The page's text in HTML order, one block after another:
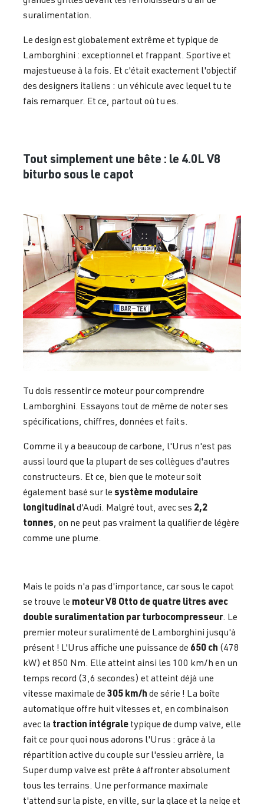
suralimentation.
Le design est globalement extrême et typique de
Lamborghini : exceptionnel et frappant. Sportive et
majestueuse à la fois. Et c'était exactement l'objectif
des designers italiens : un véhicule avec lequel tu te
fais remarquer. Et ce, partout où tu es.
Tout simplement une bête : le 4.0L V8
biturbo sous le capot
Tu dois ressentir ce moteur pour comprendre
Lamborghini. Essayons tout de même de noter ses
spécifications, chiffres, données et faits.
Comme il y a beaucoup de carbone, l'Urus n'est pas
aussi lourd que la plupart de ses collègues d'autres
constructeurs. Et ce, bien que le moteur soit
également basé sur le système modulaire
longitudinald'Audi. Malgré tout, avec ses 2,2
tonnes , on ne peut pas vraiment la qualifier de légère
comme une plume.
Mais le poids n'a pas d'importance, car sous le capot
se trouve le moteur V8 Otto de quatre litres avec
double suralimentation par turbocompresseur. Le
premier moteur suralimenté de Lamborghini jusqu'à
présent ! L'Urus affiche une puissance de 650 ch (478
kW) et 850 Nm. Elle atteint ainsi les 100 km/h en un
temps record (3,6 secondes) et atteint déjà une
vitesse maximale de 305 km/h de série ! La boîte
automatique offre huit vitesses et, en combinaison
avec la traction intégrale typique de dump valve, elle
fait ce pour quoi nous adorons l'Urus : grâce à la
répartition active du couple sur l'essieu arrière, la
Super dump valve est prête à affronter absolument
tous les terrains. Une performance maximale
t'attend sur la piste, en ville, sur la glace et la neige et